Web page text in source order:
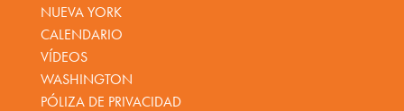
NUEVA YORK
CALENDARIO
VÍDEOS
WASHINGTON
PÓLIZA DE PRIVACIDAD